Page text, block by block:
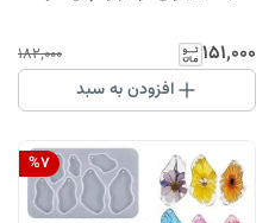
۱۵۱٬۰۰۰ ۱۸۲٬۰۰۰
افزودن به سبد
%7